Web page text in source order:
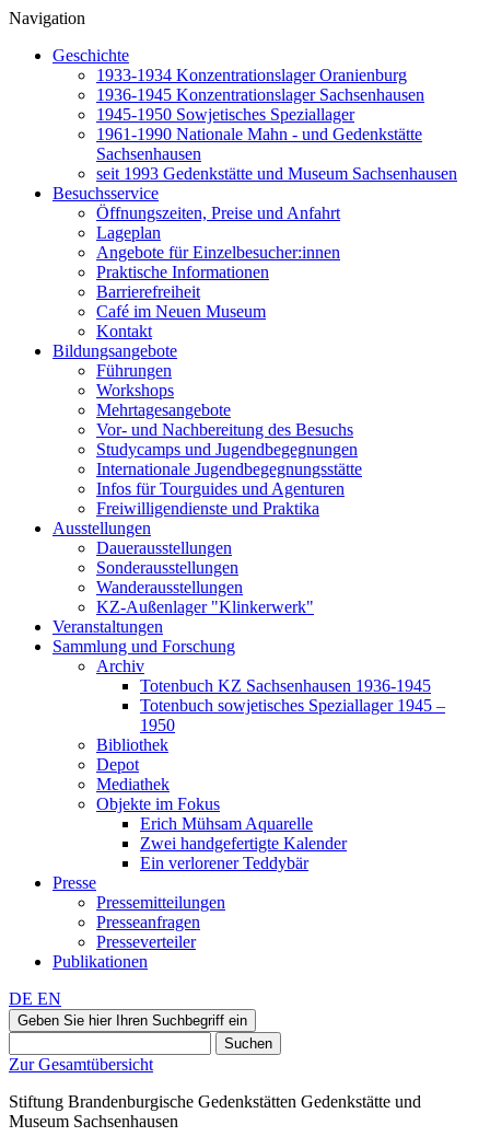
Navigation
Geschichte
1933-1934 Konzentrationslager Oranienburg
1936-1945 Konzentrationslager Sachsenhausen
1945-1950 Sowjetisches Speziallager
1961-1990 Nationale Mahn - und Gedenkstätte
Sachsenhausen
seit 1993 Gedenkstätte und Museum Sachsenhausen
Besuchsservice
Öffnungszeiten, Preise und Anfahrt
Lageplan
Angebote für Einzelbesucher:innen
Praktische Informationen
Barrierefreiheit
Café im Neuen Museum
Kontakt
Bildungsangebote
Führungen
Workshops
Mehrtagesangebote
Vor- und Nachbereitung des Besuchs
Studycamps und Jugendbegegnungen
Internationale Jugendbegegnungsstätte
Infos für Tourguides und Agenturen
Freiwilligendienste und Praktika
Ausstellungen
Dauerausstellungen
Sonderausstellungen
Wanderausstellungen
KZ-Außenlager "Klinkerwerk"
Veranstaltungen
Sammlung und Forschung
Archiv
Totenbuch KZ Sachsenhausen 1936-1945
Totenbuch sowjetisches Speziallager 1945 –
1950
Bibliothek
Depot
Mediathek
Objekte im Fokus
Erich Mühsam Aquarelle
Zwei handgefertigte Kalender
Ein verlorener Teddybär
Presse
Pressemitteilungen
Presseanfragen
Presseverteiler
Publikationen
DE EN
Geben Sie hier Ihren Suchbegriff ein
Suchen
Zur Gesamtübersicht
Stiftung Brandenburgische Gedenkstätten Gedenkstätte und
Museum Sachsenhausen